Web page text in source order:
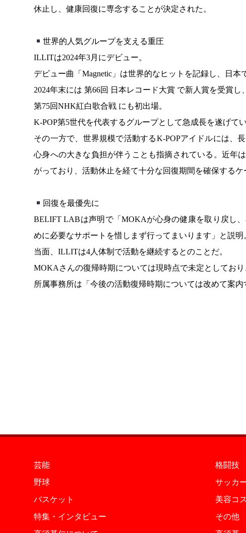
休止し、健康回復に専念することが決定された。
世界的人気グループを支える重圧
ILLITは2024年3月にデビュー。
デビュー曲「Magnetic」は世界的なヒットを記録し、日本
2024年末には 第66回 日本レコード大賞 で新人賞を受賞し、
第75回NHK紅白歌合戦 にも初出場。
K-POP第5世代を代表するグループとして急成長を遂げてい
その一方で、世界規模で活動するK-POPアイドルには、
心身への大きな負担が伴うことも指摘されている。近年
がっており、活動休止を経て十分な回復期間を確保するケ
回復を最優先に
BELIFT LABは声明で「MOKAが心身の健康を取り戻し
めに必要なサポートを惜しまず行ってまいります」と説明
当面、ILLITは4人体制で活動を継続するとのことだ。
MOKAさんの復帰時期については現時点で未定としており
所属事務所は「今後の活動復帰時期については改めて案内
芸能
格闘技
野球
サッカ
バスケット
美容コ
特集・インタビュー
その他